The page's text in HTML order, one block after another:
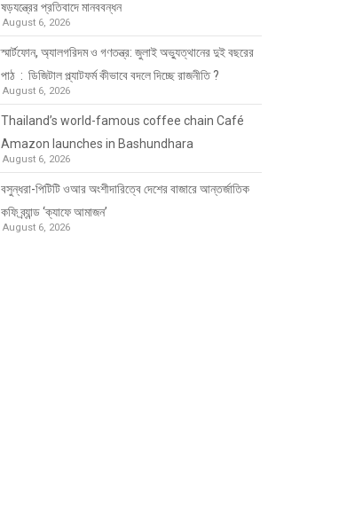
ষড়যন্ত্রের প্রতিবাদে মানববন্ধন
August 6, 2026
স্মার্টফোন, অ্যালগরিদম ও গণতন্ত্র: জুলাই অভ্যুত্থানের দুই বছরের
পাঠ : ডিজিটাল প্ল্যাটফর্ম কীভাবে বদলে দিচ্ছে রাজনীতি ?
August 6, 2026
Thailand’s world-famous coffee chain Café
Amazon launches in Bashundhara
August 6, 2026
বসুন্ধরা-পিটিটি ওআর অংশীদারিত্বে দেশের বাজারে আন্তর্জাতিক
কফি ব্র্যান্ড ‘ক্যাফে আমাজন’
August 6, 2026